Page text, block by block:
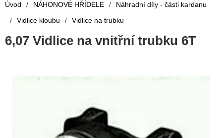
Úvod / NÁHONOVÉ HŘÍDELE /
Náhradní díly - části kardanu
/
Vidlice kloubu / Vidlice na trubku
6,07 Vidlice na vnitřní trubku 6T